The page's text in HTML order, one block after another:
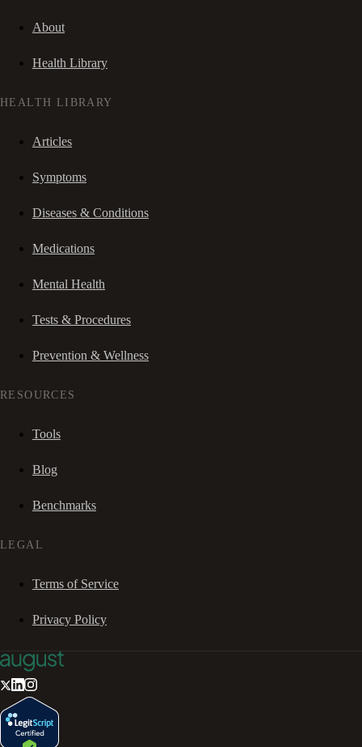
About
Health Library
HEALTH LIBRARY
Articles
Symptoms
Diseases & Conditions
Medications
Mental Health
Tests & Procedures
Prevention & Wellness
RESOURCES
Tools
Blog
Benchmarks
LEGAL
Terms of Service
Privacy Policy